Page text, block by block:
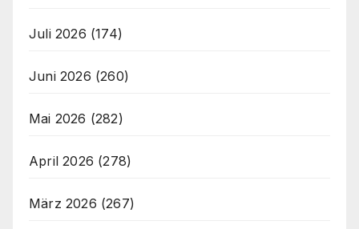
Juli 2026 (174)
Juni 2026 (260)
Mai 2026 (282)
April 2026 (278)
März 2026 (267)